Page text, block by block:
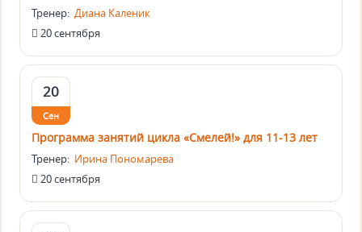
Тренер: Диана Каленик
20 сентября
20
Сен
Программа занятий цикла «Смелей!» для 11-13 лет
Тренер: Ирина Пономарева
20 сентября